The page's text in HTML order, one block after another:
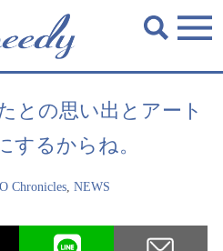
との思い出とアート
するからね。
Chronicles,NEWS